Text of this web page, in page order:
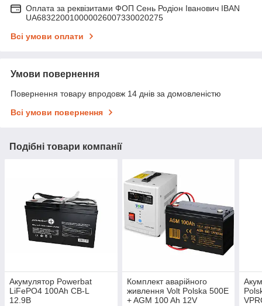
Оплата за реквізитами ФОП Сень Родіон Іванович IBAN
UA683220010000026007330020275
Всі умови оплати
Умови повернення
Повернення товару впродовж 14 днів за домовленістю
Всі умови повернення
Подібні товари компанії
Акумулятор Powerbat
LiFePO4 100Ah CB-L
12.9В
Комплект аварійного
живлення Volt Polska 500E
+ AGM 100 Ah 12V